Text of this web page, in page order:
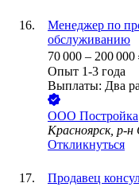
Менеджер по
обслуживанию
70 000 – 200 000
Опыт 1-3 года
Выплаты: Два
ООО Постройка
Красноярск, р-н
Откликнуться
Продавец